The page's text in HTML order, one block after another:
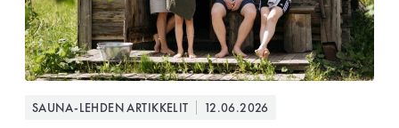
SAUNA-LEHDEN ARTIKKELIT 12.06.2026